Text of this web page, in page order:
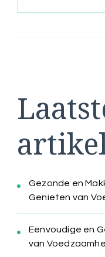
Gezonde en
Genieten van
Eenvoudige en
van